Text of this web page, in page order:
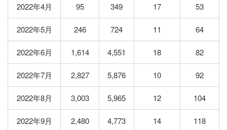
2022年4月 95 349 17 53
2022年5月 246 724 11 64
2022年6月 1,614 4,551 18 82
2022年7月 2,827 5,876 10 92
2022年8月 3,003 5,965 12 104
2022年9月 2,480 4,773 14 118